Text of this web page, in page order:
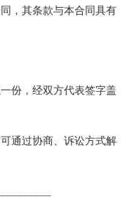
，其条款与本合同具有
份，经双方代表签字盖
通过协商、诉讼方式解